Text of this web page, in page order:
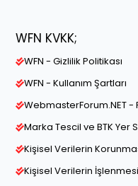
WFN KVKK;
WFN - Gizlilik Politikası
WFN - Kullanım Şartları
WebmasterForum.NET -
Marka Tescil ve BTK Yer
Kişisel Verilerin
Kişisel Verilerin